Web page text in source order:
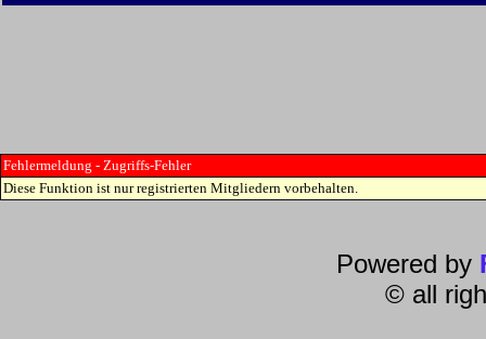
Fehlermeldung - Zugriffs-Fehler
Diese Funktion ist nur registrierten Mitgliedern vorbehalten.
Powered by
© all